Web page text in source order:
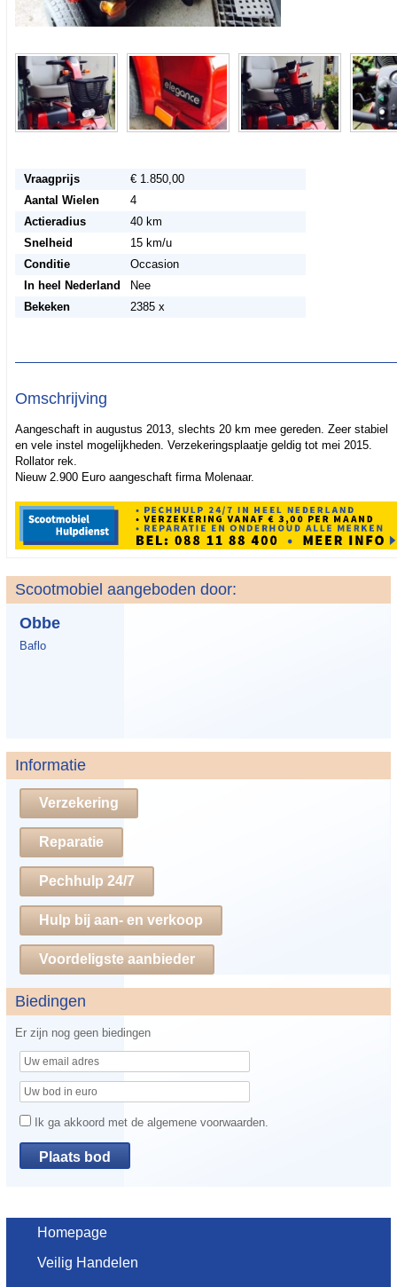
Vraagprijs
€ 1.850,00
Aantal Wielen
4
Actieradius
40 km
Snelheid
15 km/u
Conditie
Occasion
In heel Nederland
Nee
Bekeken
2385 x
Omschrijving
Aangeschaft in augustus 2013, slechts 20 km mee gereden. Zeer stabiel
en vele instel mogelijkheden. Verzekeringsplaatje geldig tot mei 2015.
Rollator rek.
Nieuw 2.900 Euro aangeschaft firma Molenaar.
Scootmobiel aangeboden door:
Obbe
Baflo
Informatie
Verzekering
Reparatie
Pechhulp 24/7
Hulp bij aan- en verkoop
Voordeligste aanbieder
Biedingen
Er zijn nog geen biedingen
Ik ga akkoord met de algemene voorwaarden.
Homepage
Veilig Handelen